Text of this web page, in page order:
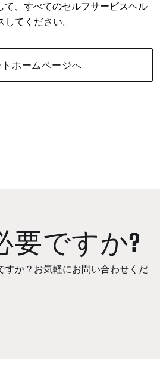
て、すべてのセルフサービスヘル
てください。
ホームページへ
要ですか?
すか？お気軽にお問い合わせくだ